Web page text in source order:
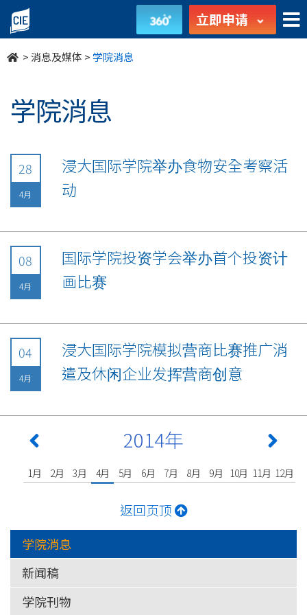
undefined 立即申请
>消息及媒体 >学院消息
学院消息
28
4月
浸大国际学院举办食物安全考察活
动
08
4月
国际学院投资学会举办首个投资计
画比赛
04
4月
浸大国际学院模拟营商比赛推广消
遣及休闲企业发挥营商创意
2014年
1月 2月 3月 4月 5月 6月 7月 8月 9月 10月 11月 12月
返回页顶
学院消息
新闻稿
学院刊物